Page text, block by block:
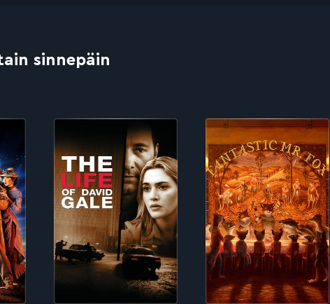
sinnepäin